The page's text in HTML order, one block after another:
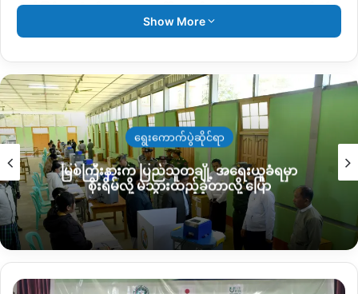
လိုက်ခြင်း အစီစဉ်ကို WMR ခေါ် ကချင်အမျိုးသားများအတိုင်ပင်ခံ
အဖွဲ့ ရုံးတွင် ပြုလုပ်ခဲ့ခြင်းဖြစ်သည်။
“မပေါင်းစည်းဘဲ ဒီလိုမျိုးကွဲနေရင်တော့ ဘယ်တော့မှ
အောင်မြင်မှာ မဟုတ်ဘူး။ ပြည်ထောင်စုအဆင့်ဖြစ်တဲ့ ပါတီ
တစ်ခုကို ဖျက်သိမ်းပြီးတော့ ဒီလိုမျိုး ပူးပေါင်းစည်းလိုက်
တယ်ဆိုတာ ကျမတို့ အရမ်းတော့ ခံစားရပါတယ်။ ဒါပေမယ့်
လဲ အရေးကြီးဆုံးတော့ ပြည်သူတွေရဲ့မျက်နှာကိုထောက်ပြီး
ဒီလိုမျိုး ပေါင်းစည်းလိုက်ရတာပါ” ဟု Union
Nationalities Federal Democracy Party
ခေါင်းဆောင် ဒေါ် Bawk Ja ဆိုပါသည်။
မိမိတို့ ကချင်ပြည်နယ်တွင် ကချင်ပါတီများ ရွေးကောက်ပွဲ မဲ
အနိုင်ရရှိရေးအတွက် ပါတီများ ပေါင်းစည်းရန်လိုအပ်ကြောင်းကို
ကချင်ပြည်သူများ အလေးအနက်ထား တောင်းဆိုလာခြင်းကြောင့်
ပြည်သူများကိုယ်စား ကချင်အမျိုးသားများအတိုင်ပင်ခံအဖွဲ့
Show More
ရွေးကောက်ပွဲဆိုင်ရာ
မြစ်ကြီးနားက ပြည်သူတချို့ အရေးယူခံရမှာ
စိုးရိမ်လို့ မဲသွားထည့်ခဲ့တာလို့ ပြော
ကချင်